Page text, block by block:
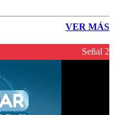
VER MÁS
Señal 2